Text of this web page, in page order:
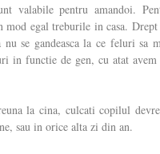
valabile pentru amandoi.
mod egal treburile in casa.
se gandeasca la ce feluri sa
in functie de gen, cu atat avem
la cina, culcati copilul
sau in orice alta zi din an.